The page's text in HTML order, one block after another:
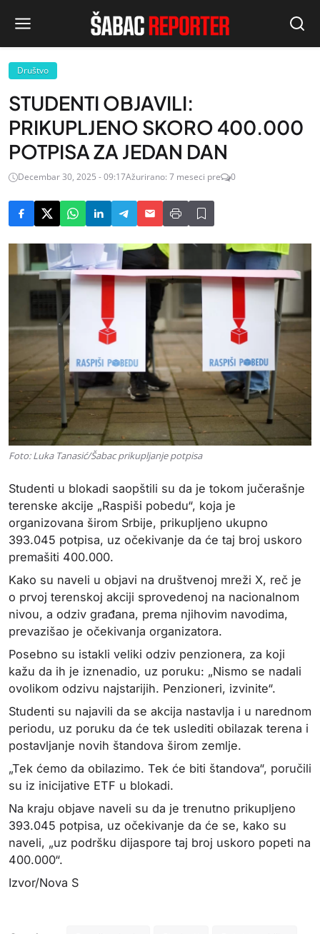
Društvo
STUDENTI OBJAVILI:
PRIKUPLJENO SKORO 400.000
POTPISA ZA JEDAN DAN
Decembar 30, 2025 - 09:17Ažurirano: 7 meseci pre 0
Foto: Luka Tanasić/Šabac prikupljanje potpisa
Studenti u blokadi saopštili su da je tokom jučerašnje
terenske akcije „Raspiši pobedu“, koja je
organizovana širom Srbije, prikupljeno ukupno
393.045 potpisa, uz očekivanje da će taj broj uskoro
premašiti 400.000.
Kako su naveli u objavi na društvenoj mreži X, reč je
o prvoj terenskoj akciji sprovedenoj na nacionalnom
nivou, a odziv građana, prema njihovim navodima,
prevazišao je očekivanja organizatora.
Posebno su istakli veliki odziv penzionera, za koji
kažu da ih je iznenadio, uz poruku: „Nismo se nadali
ovolikom odzivu najstarijih. Penzioneri, izvinite“.
Studenti su najavili da se akcija nastavlja i u narednom
periodu, uz poruku da će tek uslediti obilazak terena i
postavljanje novih štandova širom zemlje.
„Tek ćemo da obilazimo. Tek će biti štandova“, poručili
su iz inicijative ETF u blokadi.
Na kraju objave naveli su da je trenutno prikupljeno
393.045 potpisa, uz očekivanje da će se, kako su
naveli, „uz podršku dijaspore taj broj uskoro popeti na
400.000“.
Izvor/Nova S